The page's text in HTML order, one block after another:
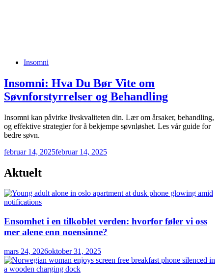
PostedInsomni
Insomni: Hva Du Bør Vite om
Søvnforstyrrelser og Behandling
Insomni kan påvirke livskvaliteten din. Lær om årsaker, behandling,
og effektive strategier for å bekjempe søvnløshet. Les vår guide for
bedre søvn.
februar 14, 2025februar 14, 2025
Aktuelt
Ensomhet i en tilkoblet verden: hvorfor føler vi oss
mer alene enn noensinne?
mars 24, 2026oktober 31, 2025